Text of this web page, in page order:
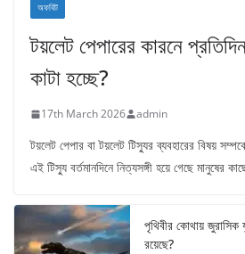
অফবিট
টয়লেট পেপারের কারনে
কাটা হচ্ছে?
17th March 2026 admin
টয়লেট পেপার বা টয়লেট টিস্যুর ব্যবহারের বিষয়
এই টিস্যু বর্তমানদিনে নিত্যসঙ্গী হয়ে গেছে মানুষের
পৃথিবীর কোথায় জুরাসিক
রয়েছে?